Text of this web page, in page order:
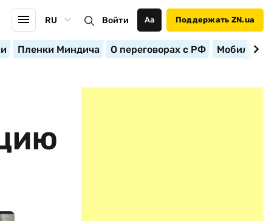
RU Войти Аа Поддержать ZN.ua
Пленки Миндича О переговорах с РФ